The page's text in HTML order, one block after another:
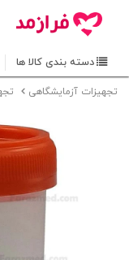
دسته بندی کالا ها
تجهیزات آزمایشگاهی